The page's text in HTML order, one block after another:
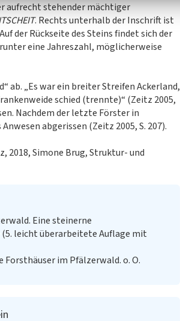
aufrecht stehender mächtiger
. Rechts unterhalb der Inschrift ist
der Rückseite des Steins findet sich der
eine Jahreszahl, möglicherweise
ab. „Es war ein breiter Streifen Ackerland,
schied (trennte)“ (Zeitz 2005,
Nachdem der letzte Förster in
abgerissen (Zeitz 2005, S. 207).
2018, Simone Brug, Struktur- und
Eine steinerne
(5. leicht überarbeitete Auflage mit
im Pfälzerwald. o. O.